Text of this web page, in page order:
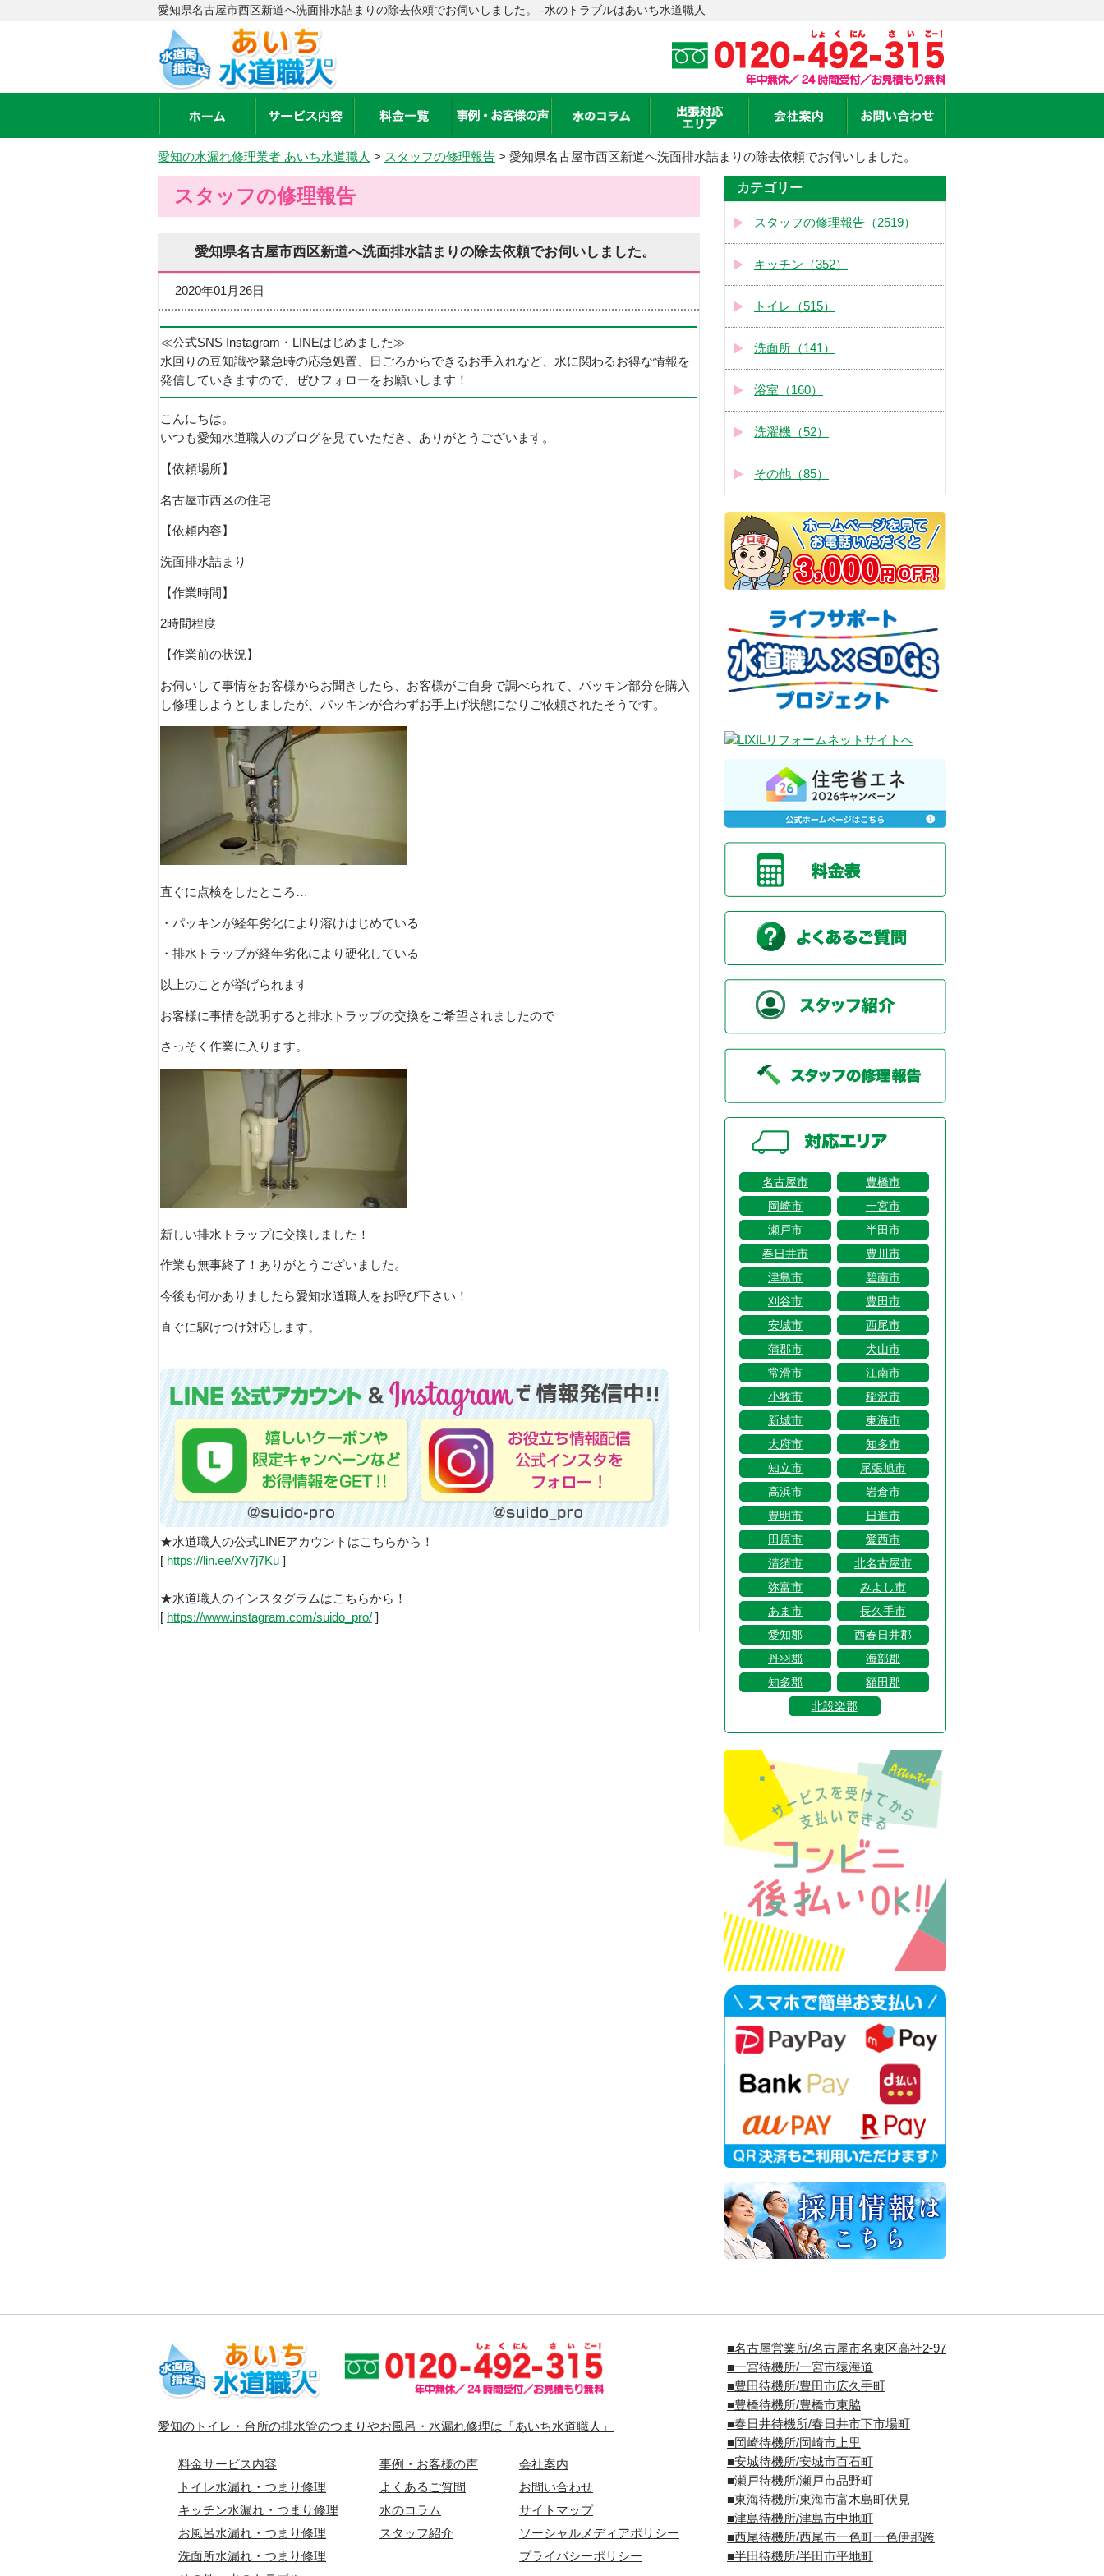
愛知県名古屋市西区新道へ洗面排水詰まりの除去依頼でお伺いしました。 -水のトラブルはあいち水道職人
愛知の水漏れ修理業者 あいち水道職人 > スタッフの修理報告 > 愛知県名古屋市西区新道へ洗面排水詰まりの除去依頼でお伺いしました。
スタッフの修理報告
愛知県名古屋市西区新道へ洗面排水詰まりの除去依頼でお伺いしました。
2020年01月26日
≪公式SNS Instagram・LINEはじめました≫
水回りの豆知識や緊急時の応急処置、日ごろからできるお手入れなど、水に関わるお得な情報を
発信していきますので、ぜひフォローをお願いします！
こんにちは。
いつも愛知水道職人のブログを見ていただき、ありがとうございます。
【依頼場所】
名古屋市西区の住宅
【依頼内容】
洗面排水詰まり
【作業時間】
2時間程度
【作業前の状況】
お伺いして事情をお客様からお聞きしたら、お客様がご自身で調べられて、パッキン部分を購入
し修理しようとしましたが、パッキンが合わずお手上げ状態になりご依頼されたそうです。
直ぐに点検をしたところ…
・パッキンが経年劣化により溶けはじめている
・排水トラップが経年劣化により硬化している
以上のことが挙げられます
お客様に事情を説明すると排水トラップの交換をご希望されましたので
さっそく作業に入ります。
新しい排水トラップに交換しました！
作業も無事終了！ありがとうございました。
今後も何かありましたら愛知水道職人をお呼び下さい！
直ぐに駆けつけ対応します。
★水道職人の公式LINEアカウントはこちらから！
[ https://lin.ee/Xv7j7Ku ]
★水道職人のインスタグラムはこちらから！
[ https://www.instagram.com/suido_pro/ ]
カテゴリー
スタッフの修理報告（2519）
キッチン（352）
トイレ（515）
洗面所（141）
浴室（160）
洗濯機（52）
その他（85）
名古屋市
豊橋市
岡崎市
一宮市
瀬戸市
半田市
春日井市
豊川市
津島市
碧南市
刈谷市
豊田市
安城市
西尾市
蒲郡市
犬山市
常滑市
江南市
小牧市
稲沢市
新城市
東海市
大府市
知多市
知立市
尾張旭市
高浜市
岩倉市
豊明市
日進市
田原市
愛西市
清須市
北名古屋市
弥富市
みよし市
あま市
長久手市
愛知郡
西春日井郡
丹羽郡
海部郡
知多郡
額田郡
北設楽郡
愛知のトイレ・台所の排水管のつまりやお風呂・水漏れ修理は「あいち水道職人」
料金サービス内容
トイレ水漏れ・つまり修理
キッチン水漏れ・つまり修理
お風呂水漏れ・つまり修理
洗面所水漏れ・つまり修理
事例・お客様の声
よくあるご質問
水のコラム
スタッフ紹介
会社案内
お問い合わせ
サイトマップ
ソーシャルメディアポリシー
プライバシーポリシー
■名古屋営業所/名古屋市名東区高社2-97
■一宮待機所/一宮市猿海道
■豊田待機所/豊田市広久手町
■豊橋待機所/豊橋市東脇
■春日井待機所/春日井市下市場町
■岡崎待機所/岡崎市上里
■安城待機所/安城市百石町
■瀬戸待機所/瀬戸市品野町
■東海待機所/東海市富木島町伏見
■津島待機所/津島市中地町
■西尾待機所/西尾市一色町一色伊那跨
■半田待機所/半田市平地町